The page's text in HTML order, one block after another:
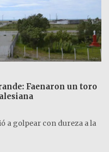
Faenaron un toro
a golpear con dureza a la